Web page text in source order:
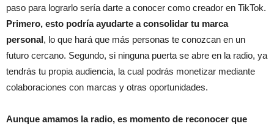
paso para lograrlo sería darte a conocer como creador en TikTok.
Primero, esto podría ayudarte a consolidar tu marca
personal, lo que hará que más personas te conozcan en un
futuro cercano. Segundo, si ninguna puerta se abre en la radio, ya
tendrás tu propia audiencia, la cual podrás monetizar mediante
colaboraciones con marcas y otras oportunidades.
Aunque amamos la radio, es momento de reconocer que